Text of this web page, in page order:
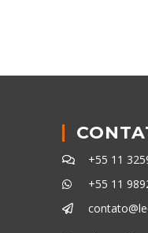
+55 11
+55 11